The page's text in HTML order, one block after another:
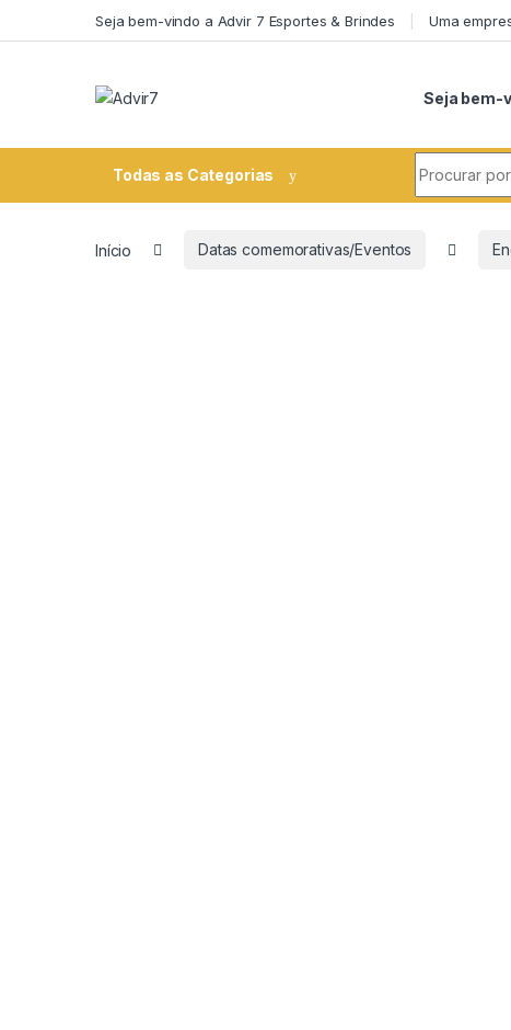
Seja bem-vindo a Advir 7 Esportes & Brindes Uma
Seja bem-
Todas as Categorias
Início Datas comemorativas/Eventos